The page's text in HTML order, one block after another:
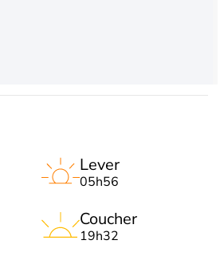
Lever
05h56
Coucher
19h32